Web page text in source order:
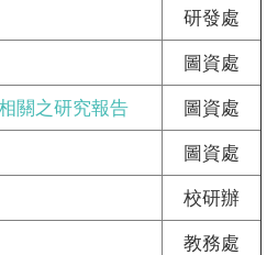
研發處
圖資處
關之研究報告 圖資處
圖資處
校研辦
教務處